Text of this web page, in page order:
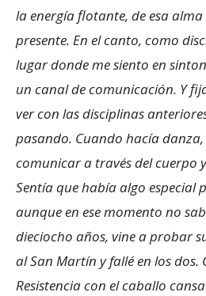
la energía flotante, de esa
presente. En el canto, como
lugar donde me siento en
un canal de comunicación. Y
ver con las disciplinas
pasando. Cuando hacía
comunicar a través del cuerpo
Sentía que había algo especial
aunque en ese momento no
dieciocho años, vine a probar
al San Martín y fallé en los dos.
Resistencia con el caballo